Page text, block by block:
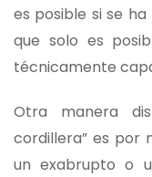
es posible si se
que solo es
técnicamente
Otra manera
cordillera” es por
un exabrupto o